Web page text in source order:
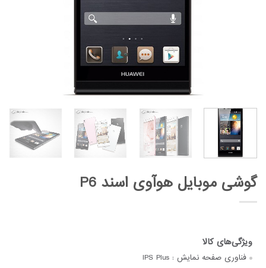
گوشی موبایل هوآوی اسند P6
فناوری صفحه‌ نمایش : IPS Plus